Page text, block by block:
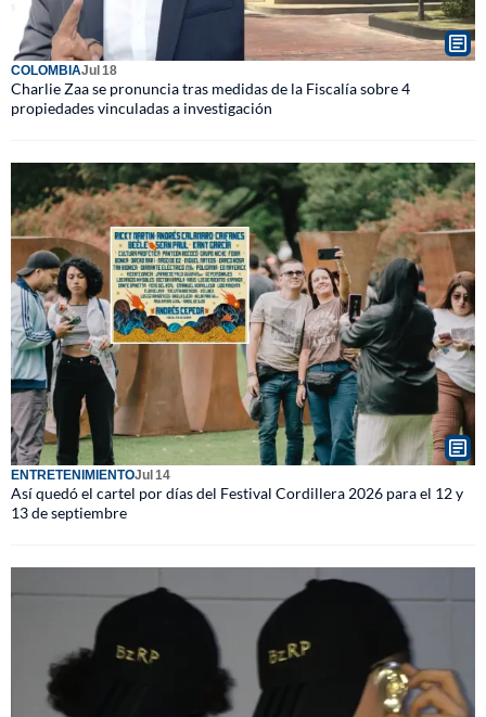
COLOMBIAJul 18
Charlie Zaa se pronuncia tras medidas de la Fiscalía sobre 4
propiedades vinculadas a investigación
ENTRETENIMIENTOJul 14
Así quedó el cartel por días del Festival Cordillera 2026 para el 12 y
13 de septiembre